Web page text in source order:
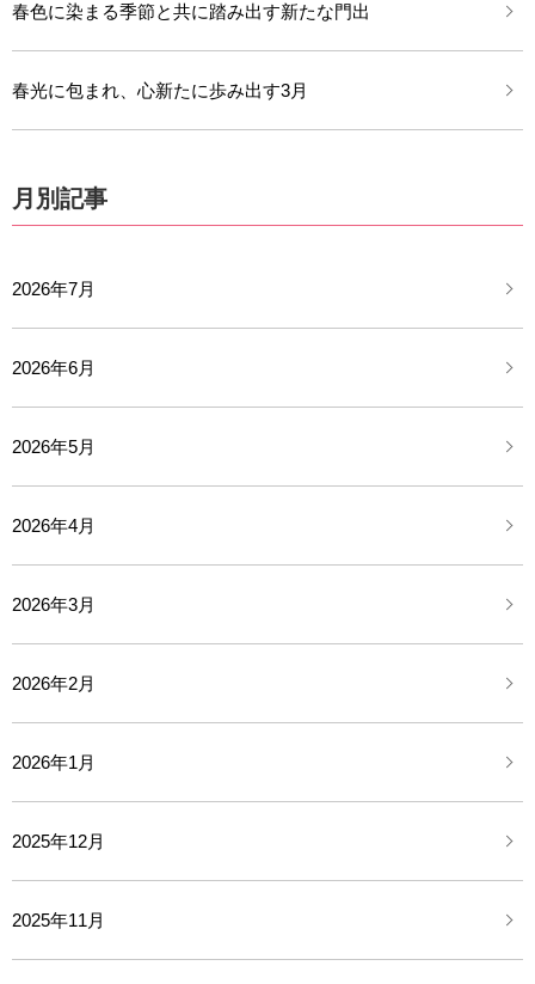
春色に染まる季節と共に踏み出す新たな門出
春光に包まれ、心新たに歩み出す3月
月別記事
2026年7月
2026年6月
2026年5月
2026年4月
2026年3月
2026年2月
2026年1月
2025年12月
2025年11月